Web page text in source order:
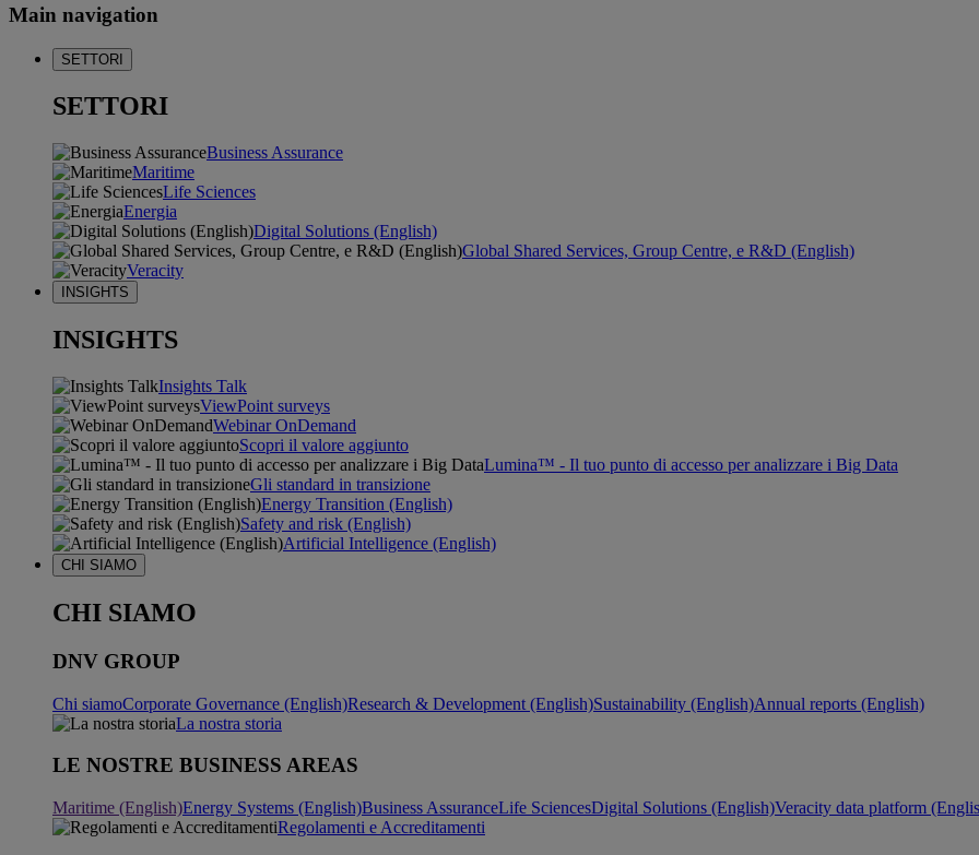
Main navigation
SETTORI
SETTORI
Business Assurance
Maritime
Life Sciences
Energia
Digital Solutions (English)
Global Shared Services, Group Centre, e R&D (English)
Veracity
INSIGHTS
INSIGHTS
Insights Talk
ViewPoint surveys
Webinar OnDemand
Scopri il valore aggiunto
Lumina™ - Il tuo punto di accesso per analizzare i Big Data
Gli standard in transizione
Energy Transition (English)
Safety and risk (English)
Artificial Intelligence (English)
CHI SIAMO
CHI SIAMO
DNV GROUP
Chi siamoCorporate Governance (English)Research & Development (English)Sustainability (English)Annual reports (English)
La nostra storia
LE NOSTRE BUSINESS AREAS
Maritime (English)Energy Systems (English)Business AssuranceLife SciencesDigital Solutions (English)Veracity data platform
Regolamenti e Accreditamenti